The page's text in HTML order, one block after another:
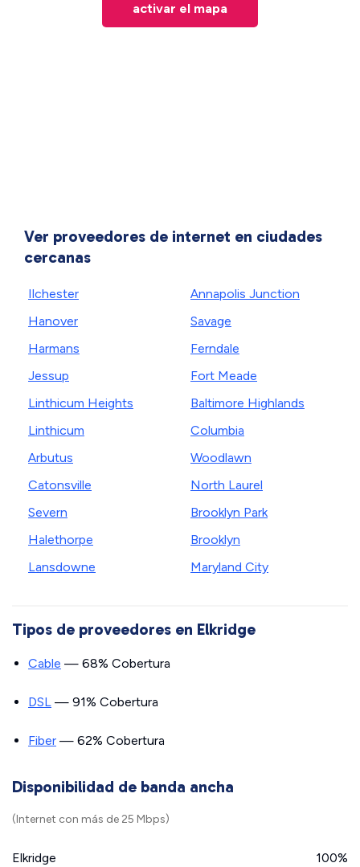
activar el mapa
Ver proveedores de internet en ciudades
cercanas
Ilchester
Hanover
Harmans
Jessup
Linthicum Heights
Linthicum
Arbutus
Catonsville
Severn
Halethorpe
Lansdowne
Annapolis Junction
Savage
Ferndale
Fort Meade
Baltimore Highlands
Columbia
Woodlawn
North Laurel
Brooklyn Park
Brooklyn
Maryland City
Tipos de proveedores en Elkridge
Cable — 68% Cobertura
DSL — 91% Cobertura
Fiber — 62% Cobertura
Disponibilidad de banda ancha
(Internet con más de 25 Mbps)
Elkridge 100%